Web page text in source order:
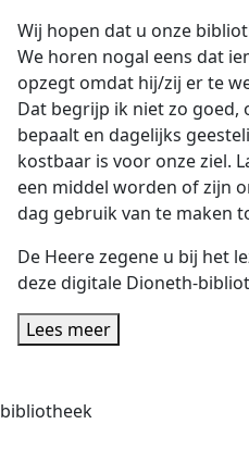
Wij hopen dat u onze
We horen nogal eens dat
opzegt omdat hij/zij er te
Dat begrijp ik niet zo
bepaalt en dagelijks
kostbaar is voor onze ziel.
een middel worden of zijn
dag gebruik van te maken
De Heere zegene u bij het
deze digitale Dioneth-
Lees meer
bibliotheek